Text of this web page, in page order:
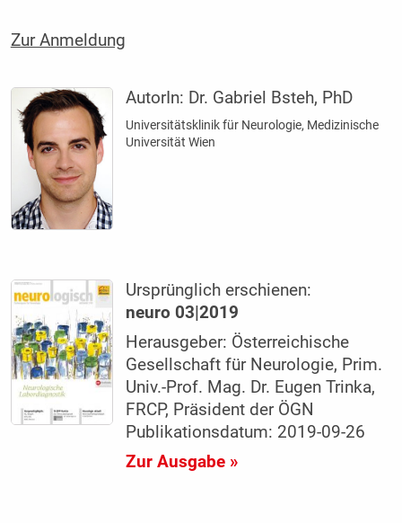
Zur Anmeldung
AutorIn: Dr. Gabriel Bsteh, PhD
Universitätsklinik für Neurologie, Medizinische
Universität Wien
Ursprünglich erschienen:
neuro 03|2019
Herausgeber: Österreichische
Gesellschaft für Neurologie, Prim.
Univ.-Prof. Mag. Dr. Eugen Trinka,
FRCP, Präsident der ÖGN
Publikationsdatum: 2019-09-26
Zur Ausgabe »